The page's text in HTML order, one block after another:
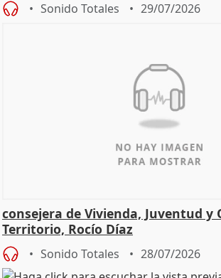
Sonido Totales 29/07/2026
consejera de Vivienda, Juventud y
Territorio, Rocío Díaz
Sonido Totales 28/07/2026